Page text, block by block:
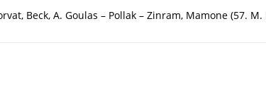
Beck, A. Goulas – Pollak – Zinram, Mamone (57.